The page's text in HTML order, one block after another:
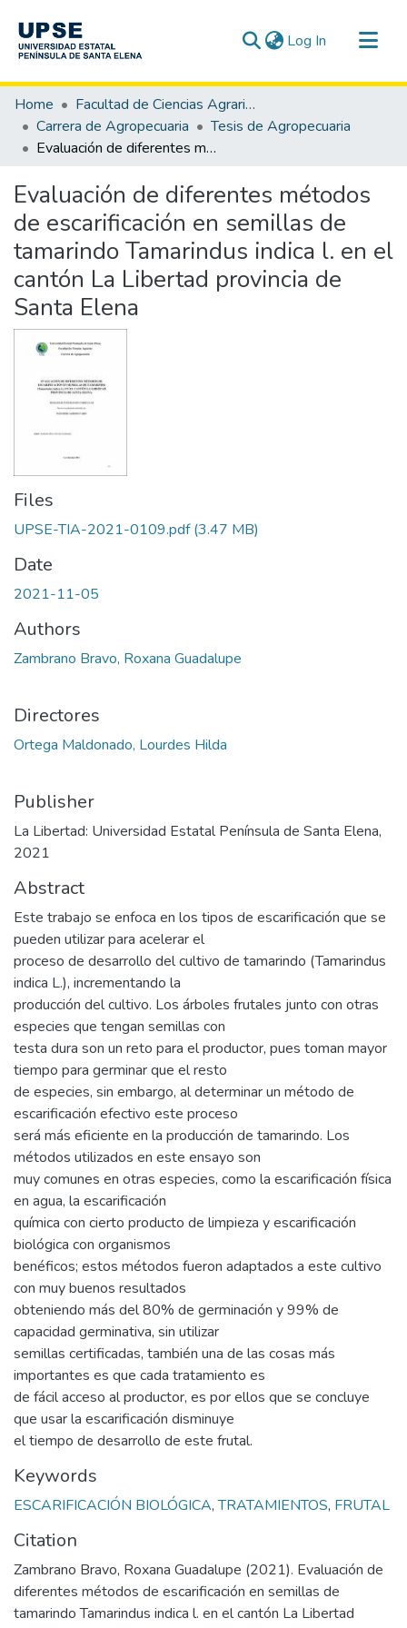
Log In (current)
Communities & Collections
All of DSpace
Statistics
Home
Facultad de Ciencias Agrarias
Carrera de Agropecuaria
Tesis de Agropecuaria
Evaluación de diferentes métodos de escarificación en semillas de tamarindo Tamarindus indica l. en el cantón La Libertad provincia de Santa Elena
Evaluación de diferentes métodos
de escarificación en semillas de
tamarindo Tamarindus indica l. en el
cantón La Libertad provincia de
Santa Elena
Files
UPSE-TIA-2021-0109.pdf(3.47 MB)
Date
2021-11-05
Authors
Zambrano Bravo, Roxana Guadalupe
Directores
Ortega Maldonado, Lourdes Hilda
Publisher
La Libertad: Universidad Estatal Península de Santa Elena,
2021
Abstract
Este trabajo se enfoca en los tipos de escarificación que se
pueden utilizar para acelerar el
proceso de desarrollo del cultivo de tamarindo (Tamarindus
indica L.), incrementando la
producción del cultivo. Los árboles frutales junto con otras
especies que tengan semillas con
testa dura son un reto para el productor, pues toman mayor
tiempo para germinar que el resto
de especies, sin embargo, al determinar un método de
escarificación efectivo este proceso
será más eficiente en la producción de tamarindo. Los
métodos utilizados en este ensayo son
muy comunes en otras especies, como la escarificación física
en agua, la escarificación
química con cierto producto de limpieza y escarificación
biológica con organismos
benéficos; estos métodos fueron adaptados a este cultivo
con muy buenos resultados
obteniendo más del 80% de germinación y 99% de
capacidad germinativa, sin utilizar
semillas certificadas, también una de las cosas más
importantes es que cada tratamiento es
de fácil acceso al productor, es por ellos que se concluye
que usar la escarificación disminuye
el tiempo de desarrollo de este frutal.
Keywords
ESCARIFICACIÓN BIOLÓGICA,TRATAMIENTOS, FRUTAL
Citation
Zambrano Bravo, Roxana Guadalupe (2021). Evaluación de
diferentes métodos de escarificación en semillas de
tamarindo Tamarindus indica l. en el cantón La Libertad